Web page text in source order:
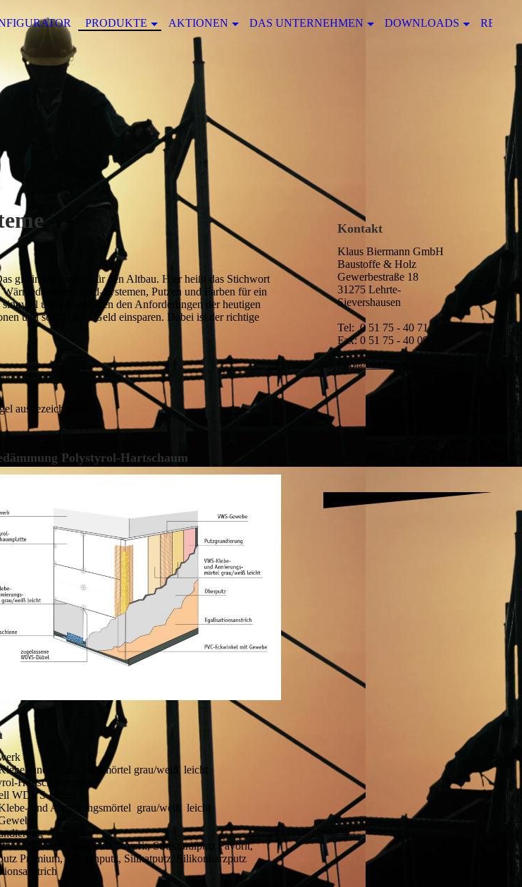
PRODUKTE AKTIONEN DAS UNTERNEHMEN DOWNLOADS
gilt insbesondere für den Altbau. Hier heißt das Stichwort
Systemen, Putzen und Farben für ein
und entsprechen den Anforderungen der heutigen
und somit bares Geld einsparen. Dabei ist der richtige
ausgezeichnet
Polystyrol-Hartschaum
und Armierungsmörtel grau/weiß leicht
Hartschaumplatte
WDVS Dübel
und Armierungsmörtel grau/weiß leicht
Münchner Rauhputz Favorit, Strukturalputz Favorit,
Premium, Siloxanputz, Silikatputz, Silikonharzputz
Kontakt
Klaus Biermann GmbH
Baustoffe & Holz
Gewerbestraße 18
31275 Lehrte-
Sievershausen
Tel: 0 51 75 - 40 71
Fax: 0 51 75 - 40 09
info@biermann-baustoffe.de